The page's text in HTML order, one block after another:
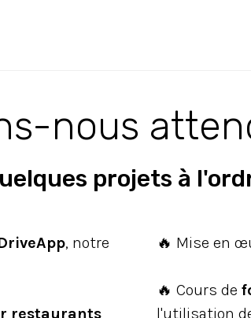
nous
projets à
, notre
restaurants
🔥 Mise en
🔥 Cours de
l'utilisation